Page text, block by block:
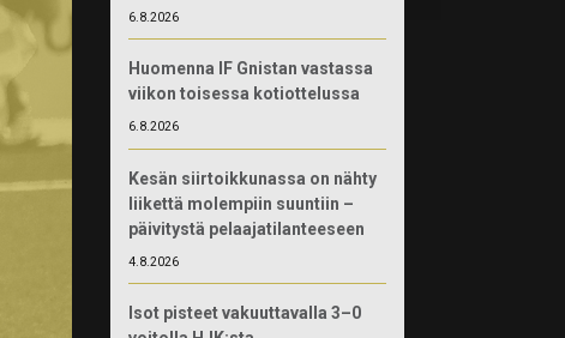
6.8.2026
Huomenna IF Gnistan vastassa
viikon toisessa kotiottelussa
6.8.2026
Kesän siirtoikkunassa on nähty
liikettä molempiin suuntiin –
päivitystä pelaajatilanteeseen
4.8.2026
Isot pisteet vakuuttavalla 3–0